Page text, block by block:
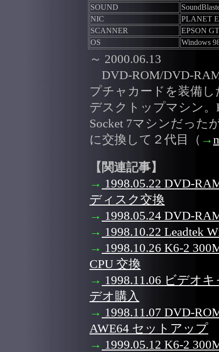
SOUND
NIC
PLANET
SCANNER
EPSON
OS
Windows
～ 2000.06.13
DVD-ROM/DVD-
プチャカードを装備
デスクトップマシン
Socket 7マシンだった
に交換して２代目（ →
【関連記事】
→ 1998.05.22 DVD-
ディスク交換
→ 1998.05.24 DVD-
→ 1998.10.22 Leadtek
→ 1998.10.26 K6-2
CPU 交換
→ 1998.11.06 ビデオ
デオ購入
→ 1998.11.07 DVD-
AWE64 セットアップ
→ 1999.05.12 K6-2